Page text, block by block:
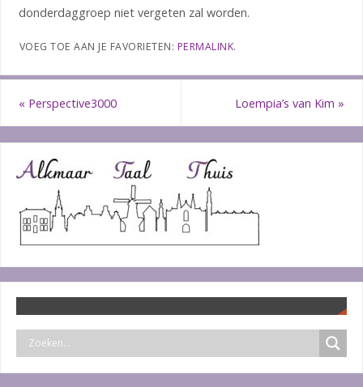
donderdaggroep niet vergeten zal worden.
VOEG TOE AAN JE FAVORIETEN: PERMALINK.
« Perspective3000 Loempia’s van Kim »